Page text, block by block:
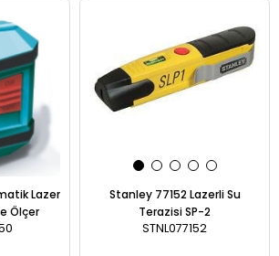
Lazer
Ölçer
Stanley 77152 Lazerli Su
Terazisi SP-2
STNL077152